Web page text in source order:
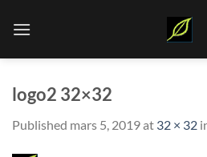
logo2 32×32
Published mars 5, 2019at 32 × 32